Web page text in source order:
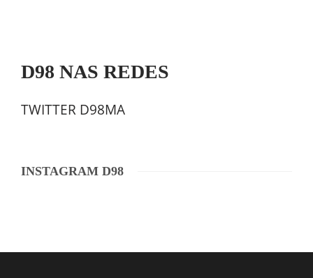
D98 NAS REDES
TWITTER D98MA
INSTAGRAM D98